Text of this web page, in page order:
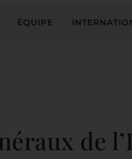
ÉQUIPE
de